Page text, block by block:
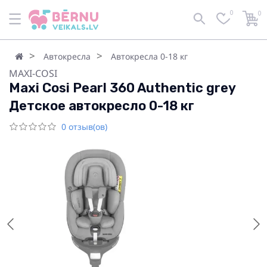
0 0
Автокресла Автокресла 0-18 кг
MAXI-COSI
Maxi Cosi Pearl 360 Authentic grey
Детское автокресло 0-18 кг
0 отзыв(ов)